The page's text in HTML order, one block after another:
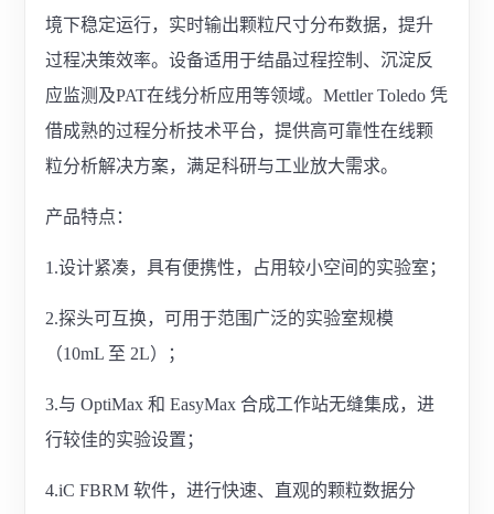
境下稳定运行，实时输出颗粒尺寸分布数据，提升
过程决策效率。设备适用于结晶过程控制、沉淀反
应监测及PAT在线分析应用等领域。Mettler Toledo 凭
借成熟的过程分析技术平台，提供高可靠性在线颗
粒分析解决方案，满足科研与工业放大需求。
产品特点：
1.设计紧凑，具有便携性，占用较小空间的实验室；
2.探头可互换，可用于范围广泛的实验室规模
（10mL 至 2L）；
3.与 OptiMax 和 EasyMax 合成工作站无缝集成，进
行较佳的实验设置；
4.iC FBRM 软件，进行快速、直观的颗粒数据分